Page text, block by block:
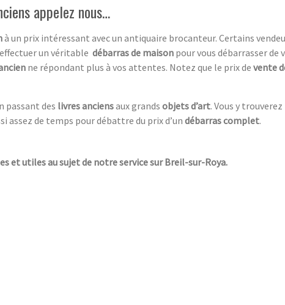
appelez nous…
à un prix intéressant avec un antiquaire brocanteur. Certains
un véritable débarras de maison pour vous débarrasser de
ne répondant plus à vos attentes. Notez que le prix de vente
passant des livres anciensaux grands objets d’art. Vous y
assez de temps pour débattre du prix d’un débarras complet.
et utiles au sujet de notre service sur Breil-sur-Roya.